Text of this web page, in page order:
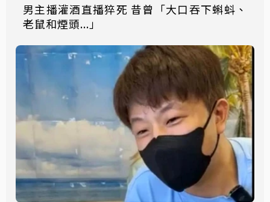
男主播灌酒直播猝死 昔曾「大口吞下蝌蚪、
老鼠和煙頭...」